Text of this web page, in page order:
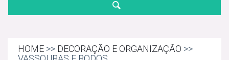
HOME >> DECORAÇÃO E ORGANIZAÇÃO >>